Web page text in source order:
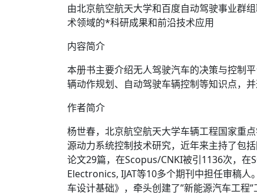
由北京航空航天大学和百度自动驾驶事业群
术领域的*科研成果和前沿技术应用
内容简介
本册书主要介绍无人驾驶汽车的决策与控制
辆动作规划、自动驾驶车辆控制等知识点，
作者简介
杨世春，北京航空航天大学车辆工程国家重
源动力系统控制技术研究，近年来主持了包
论文29篇，在Scopus/CNKI被引1136次，
Electronics, IJAT等10多个期刊中担任审稿
车设计基础》，牵头创建了”新能源汽车工